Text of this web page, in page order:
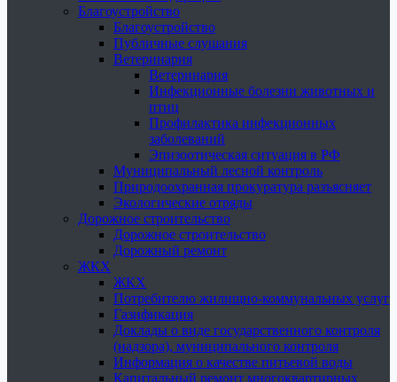
Благоустройство
Благоустройство
Публичные слушания
Ветеринария
Ветеринария
Инфекционные болезни животных и
птиц
Профилактика инфекционных
заболеваний
Эпизоотическая ситуация в РФ
Муниципальный лесной контроль
Природоохранная прокуратура разъясняет
Экологические отряды
Дорожное строительство
Дорожное строительство
Дорожный ремонт
ЖКХ
ЖКХ
Потребителю жилищно-коммунальных услуг
Газификация
Доклады о виде государственного контроля
(надзора), муниципального контроля
Информация о качестве питьевой воды
Капитальный ремонт многоквартирных